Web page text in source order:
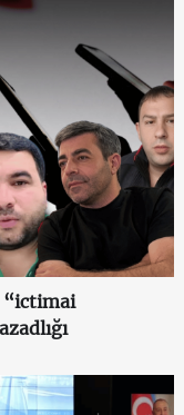
“ictimai